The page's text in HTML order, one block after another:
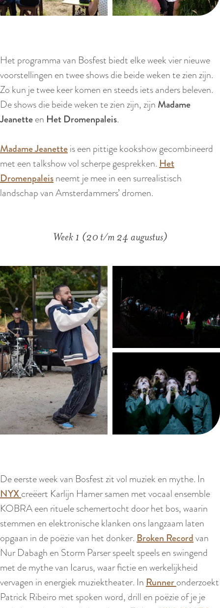
l
d
s
Het programma van Bosfest biedt elke week vier nieuwe
voorstellingen en twee shows die beide weken te zien zijn.
Zo kun je twee keer komen en steeds iets anders beleven.
De shows die beide weken te zien zijn, zijn Madame
Jeanetteen Het Dromenpaleis.
Madame Jeanetteis een pittige kookshow gecombineerd
met een talkshow vol scherpe gesprekken.Het
Dromenpaleisneemt je mee in een surrealistisch
landschap van Amsterdammers’ dromen.
Week 1 (20 t/m 24 augustus)
De eerste week van Bosfest zit vol muziek en mythe. In
NYXcreëert Karlijn Hamer samen met vocaal ensemble
KOBRA een rituele schemertocht door het bos, waarin
stemmen en elektronische klanken ons langzaam laten
opgaan in de poëzie van het donker. Broken Recordvan
Nur Dabagh en Storm Parser speelt speels en swingend
met de mythe van Icarus, waar fictie en werkelijkheid
vervagen in energiek muziektheater. In Runneronderzoekt
Patrick Ribeiro met spoken word, drill en poëzie of je je